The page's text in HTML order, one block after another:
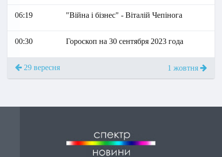
06:19 "Війна і бізнес" - Віталій Чепінога
00:30 Гороскоп на 30 сентября 2023 года
29 вересня 1 жовтня